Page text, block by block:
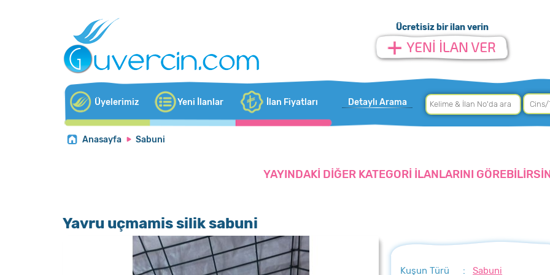
Ücretisiz bir ilan verin
Üyelerimiz Yeni İlanlar İlan Fiyatları Detaylı Arama
Anasayfa Sabuni
YAYINDAKİ DİĞER KATEGORİ İLANLARINI
Yavru uçmamis silik sabuni
Kuşun Türü :Sabuni